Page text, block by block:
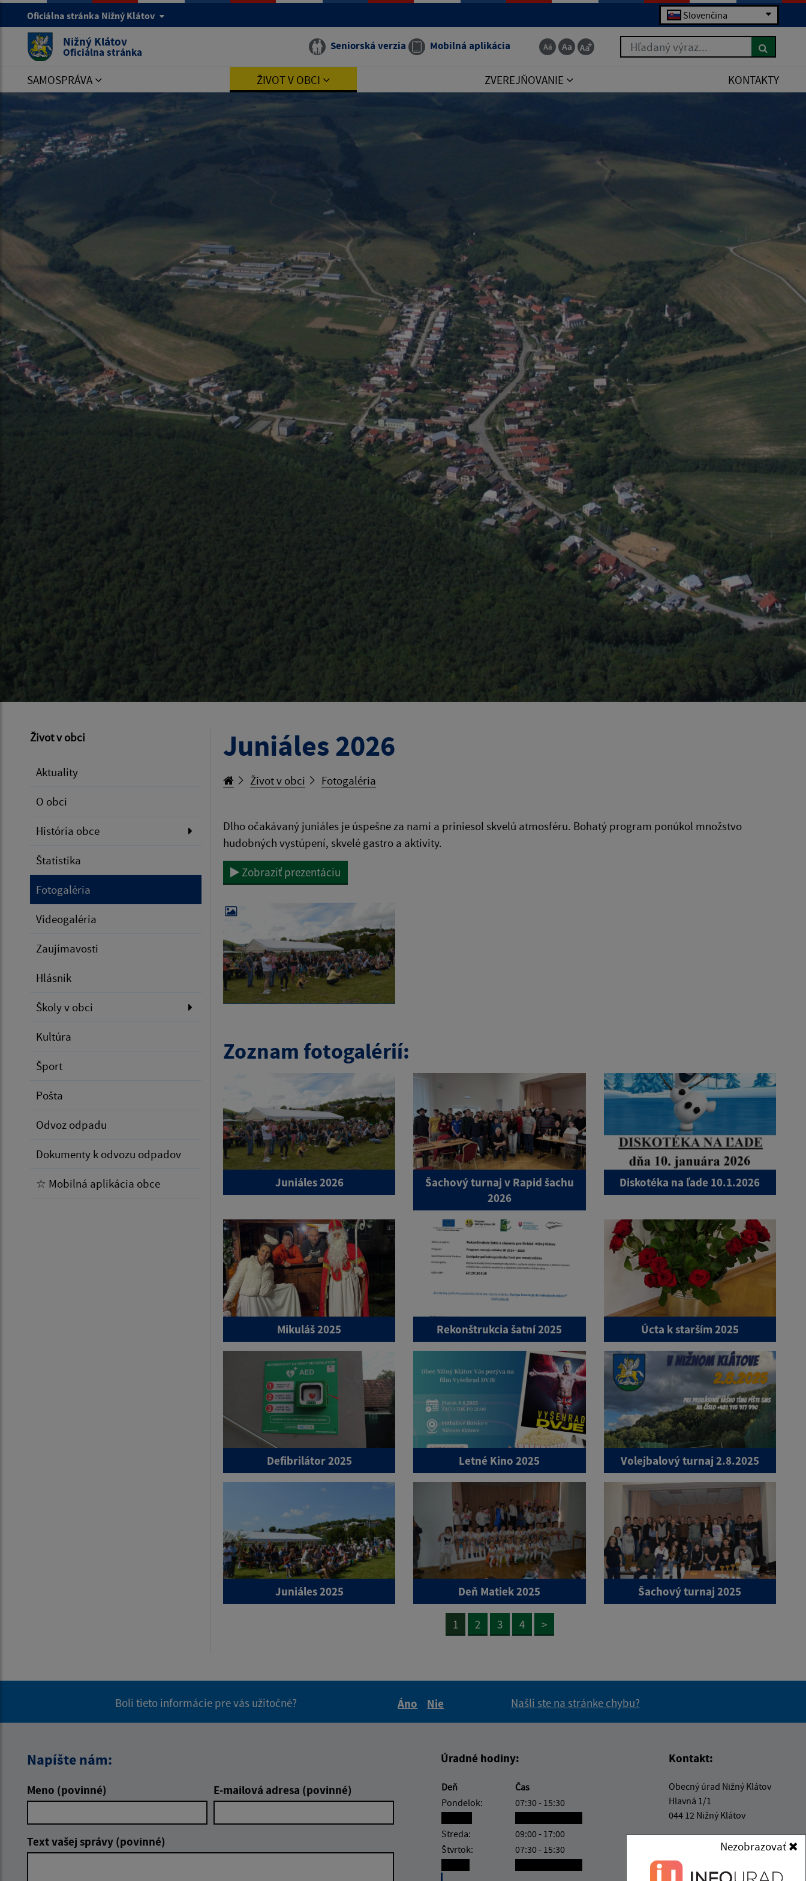
Nezobrazovať
Oficiálna stránka Nižný Klátov Slovenčina
Nižný Klátov
Oficiálna stránka Seniorská verzia Mobilná aplikácia Hľadaný výraz...
SAMOSPRÁVA ŽIVOT V OBCI ZVEREJŇOVANIE KONTAKTY
Život v obci
Aktuality
O obci
História obce
Štatistika
Fotogaléria
Videogaléria
Zaujímavosti
Hlásnik
Školy v obci
Kultúra
Šport
Pošta
Odvoz odpadu
Dokumenty k odvozu odpadov
☆ Mobilná aplikácia obce
Juniáles 2026
Život v obci Fotogaléria
Dlho očakávaný juniáles je úspešne za nami a priniesol skvelú atmosféru. Bohatý program ponúkol množstvo
hudobných vystúpení, skvelé gastro a aktivity.
Zobraziť prezentáciu
Zoznam fotogalérií:
Juniáles 2026
Šachový turnaj v Rapid šachu
2026
Diskotéka na ľade 10.1.2026
Mikuláš 2025 Rekonštrukcia šatní 2025 Úcta k starším 2025
Defibrilátor 2025 Letné Kino 2025 Volejbalový turnaj 2.8.2025
Juniáles 2025 Deň Matiek 2025 Šachový turnaj 2025
1 2 3 4 >
Boli tieto informácie pre vás užitočné?
Áno
Nie
Našli ste na stránke chybu?
Napíšte nám:
Meno (povinné) E-mailová adresa (povinné)
Text vašej správy (povinné)
Úradné hodiny:
Deň
Čas
Pondelok:
07:30 - 15:30
Streda:
09:00 - 17:00
Štvrtok:
07:30 - 15:30
Kontakt:
Obecný úrad Nižný Klátov
Hlavná 1/1
044 12 Nižný Klátov
info@niznyklatov.sk
+421 55 729 60 33
IČO: 00324507